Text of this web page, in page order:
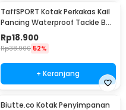
TaffSPORT Kotak Perkakas Kail
Pancing Waterproof Tackle Box
12 Grid - MCC01
Rp18.900
Rp38.900 52%
+ Keranjang
Biutte.co Kotak Penyimpanan